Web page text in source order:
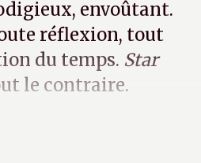
envoûtant.
réflexion, tout
du temps. Star
le contraire.